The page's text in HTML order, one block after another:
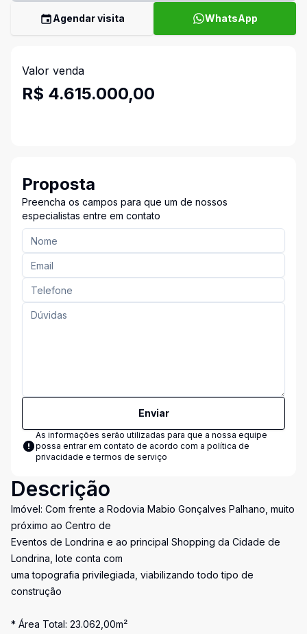
Agendar visita WhatsApp
Valor venda
R$ 4.615.000,00
Proposta
Preencha os campos para que um de nossos
especialistas entre em contato
Enviar
As informações serão utilizadas para que a nossa equipe
possa entrar em contato de acordo com a política de
privacidade e termos de serviço
Descrição
Imóvel: Com frente a Rodovia Mabio Gonçalves Palhano, muito
próximo ao Centro de
Eventos de Londrina e ao principal Shopping da Cidade de
Londrina, lote conta com
uma topografia privilegiada, viabilizando todo tipo de
construção
* Área Total: 23.062,00m²